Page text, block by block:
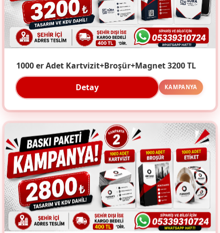
1000 er Adet Kartvizit+Broşür+Magnet 3200 TL
Detay KAMPANYA